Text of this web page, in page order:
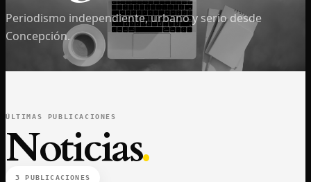
Periodismo independiente, urbano y serio desde
Concepción.
ÚLTIMAS PUBLICACIONES
Noticias.
3 PUBLICACIONES